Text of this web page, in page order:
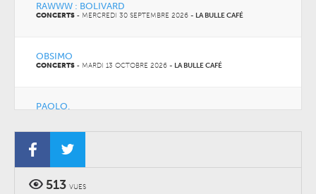
RAWWW : BOLIVARD
CONCERTS - MERCREDI 30 SEPTEMBRE 2026 - LA BULLE CAFÉ
OBSIMO
CONCERTS - MARDI 13 OCTOBRE 2026 - LA BULLE CAFÉ
PAOLO.
513 VUES